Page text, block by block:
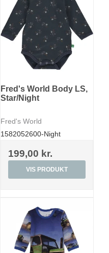
Fred's World Body LS,
Star/Night
Fred's World
1582052600-Night
199,00 kr.
VIS PRODUKT